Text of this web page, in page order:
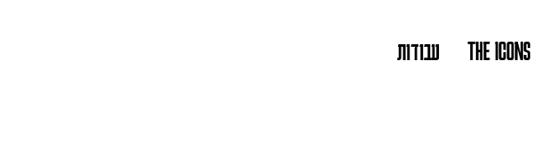
עבודות THE ICONS